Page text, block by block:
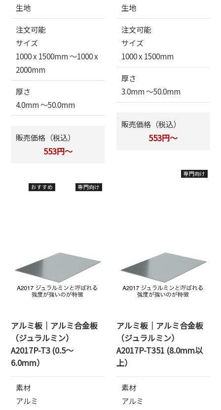
生地
注文可能
サイズ
1000 x 1500mm 〜1000 x
2000mm
厚さ
4.0mm 〜50.0mm
販売価格（税込）
553円～
おすすめ 専門向け
生地
注文可能
サイズ
1000 x 1500mm
厚さ
3.0mm 〜50.0mm
販売価格（税込）
553円～
専門向け
アルミ板｜アルミ合金板
（ジュラルミン）
A2017P-T3 (0.5～
6.0mm）
素材
アルミ
アルミ板｜アルミ合金板
（ジュラルミン）
A2017P-T351 (8.0mm以
上）
素材
アルミ